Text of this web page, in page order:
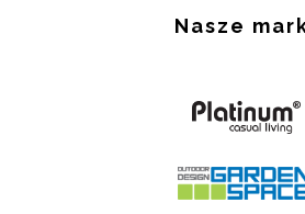
Nasze